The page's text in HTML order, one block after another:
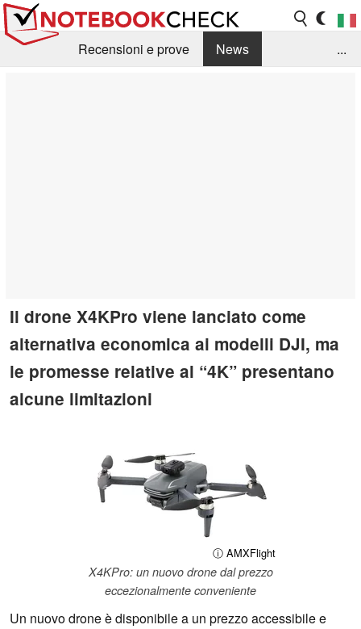
Recensioni e prove
News
...
Il drone X4KPro viene lanciato come
alternativa economica ai modelli DJI, ma
le promesse relative al “4K” presentano
alcune limitazioni
ⓘ AMXFlight
X4KPro: un nuovo drone dal prezzo
eccezionalmente conveniente
Un nuovo drone è disponibile a un prezzo accessibile e